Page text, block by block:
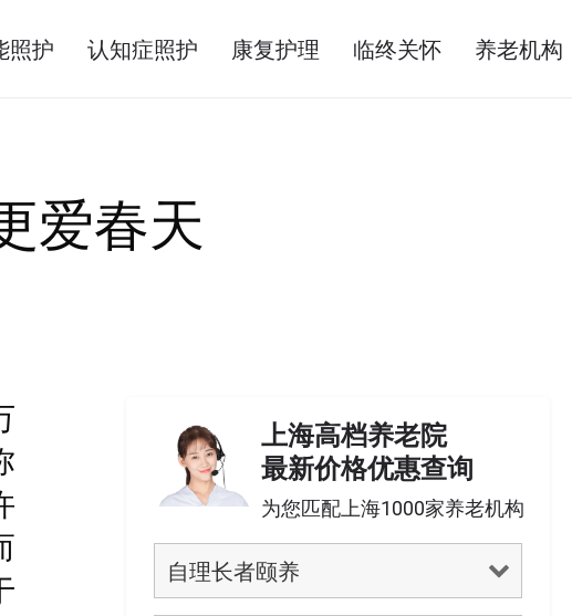
照护 认知症照护 康复护理 临终关怀 养老机构
爱春天
上海高档养老院
最新价格优惠查询
为您匹配上海1000家养老机构